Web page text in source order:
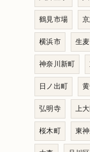
鶴見市場
横浜市 生麦
神奈川新町
日ノ出町
弘明寺 上大
桜木町 東神